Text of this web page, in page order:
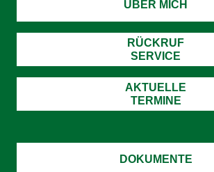
ÜBER MICH
RÜCKRUF
SERVICE
AKTUELLE
TERMINE
DOKUMENTE